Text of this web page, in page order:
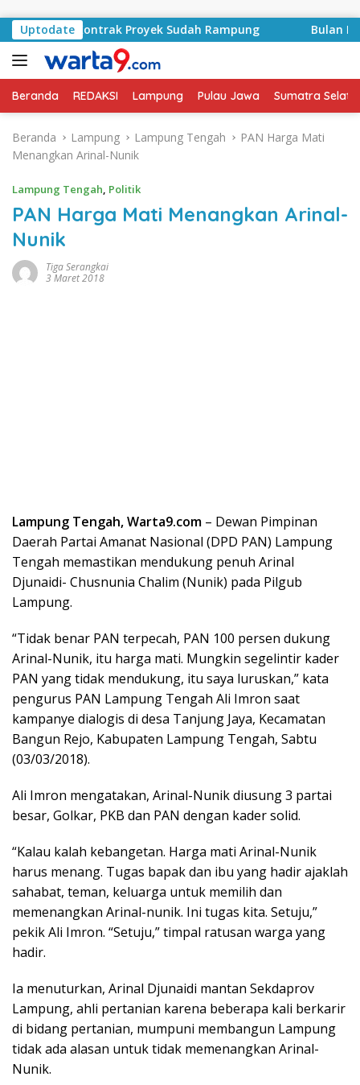
Uptodate
Kontrak Proyek Sudah Rampung Bulan
Beranda REDAKSI Lampung Pulau Jawa Sumatra
Beranda Lampung Lampung Tengah
PAN Harga Mati
Menangkan Arinal-Nunik
Lampung Tengah, Politik
PAN Harga Mati Menangkan Arinal-
Nunik
Tiga Serangkai
3 Maret 2018
Lampung Tengah, Warta9.com – Dewan Pimpinan
Daerah Partai Amanat Nasional (DPD PAN) Lampung
Tengah memastikan mendukung penuh Arinal
Djunaidi- Chusnunia Chalim (Nunik) pada Pilgub
Lampung.
“Tidak benar PAN terpecah, PAN 100 persen dukung
Arinal-Nunik, itu harga mati. Mungkin segelintir kader
PAN yang tidak mendukung, itu saya luruskan,” kata
pengurus PAN Lampung Tengah Ali Imron saat
kampanye dialogis di desa Tanjung Jaya, Kecamatan
Bangun Rejo, Kabupaten Lampung Tengah, Sabtu
(03/03/2018).
Ali Imron mengatakan, Arinal-Nunik diusung 3 partai
besar, Golkar, PKB dan PAN dengan kader solid.
“Kalau kalah kebangetan. Harga mati Arinal-Nunik
harus menang. Tugas bapak dan ibu yang hadir ajaklah
sahabat, teman, keluarga untuk memilih dan
memenangkan Arinal-nunik. Ini tugas kita. Setuju,”
pekik Ali Imron. “Setuju,” timpal ratusan warga yang
hadir.
Ia menuturkan, Arinal Djunaidi mantan Sekdaprov
Lampung, ahli pertanian karena beberapa kali berkarir
di bidang pertanian, mumpuni membangun Lampung
tidak ada alasan untuk tidak memenangkan Arinal-
Nunik.